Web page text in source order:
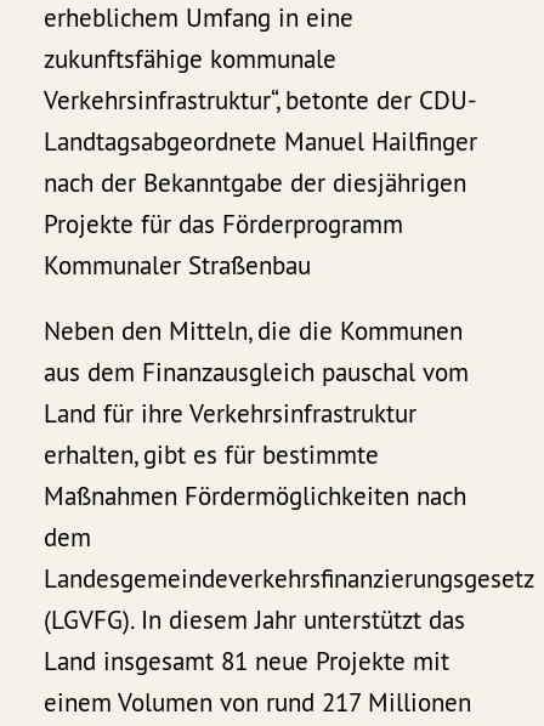
erheblichem Umfang in eine
zukunftsfähige kommunale
Verkehrsinfrastruktur“, betonte der CDU-
Landtagsabgeordnete Manuel Hailfinger
nach der Bekanntgabe der diesjährigen
Projekte für das Förderprogramm
Kommunaler Straßenbau
Neben den Mitteln, die die Kommunen
aus dem Finanzausgleich pauschal vom
Land für ihre Verkehrsinfrastruktur
erhalten, gibt es für bestimmte
Maßnahmen Fördermöglichkeiten nach
dem
Landesgemeindeverkehrsfinanzierungsgesetz
(LGVFG). In diesem Jahr unterstützt das
Land insgesamt 81 neue Projekte mit
einem Volumen von rund 217 Millionen